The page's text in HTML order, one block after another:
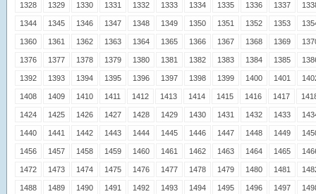
1328 1329 1330 1331 1332 1333 1334 1335 1336 1337
1344 1345 1346 1347 1348 1349 1350 1351 1352 1353
1360 1361 1362 1363 1364 1365 1366 1367 1368 1369
1376 1377 1378 1379 1380 1381 1382 1383 1384 1385
1392 1393 1394 1395 1396 1397 1398 1399 1400 1401
1408 1409 1410 1411 1412 1413 1414 1415 1416 1417
1424 1425 1426 1427 1428 1429 1430 1431 1432 1433
1440 1441 1442 1443 1444 1445 1446 1447 1448 1449
1456 1457 1458 1459 1460 1461 1462 1463 1464 1465
1472 1473 1474 1475 1476 1477 1478 1479 1480 1481
1488 1489 1490 1491 1492 1493 1494 1495 1496 1497